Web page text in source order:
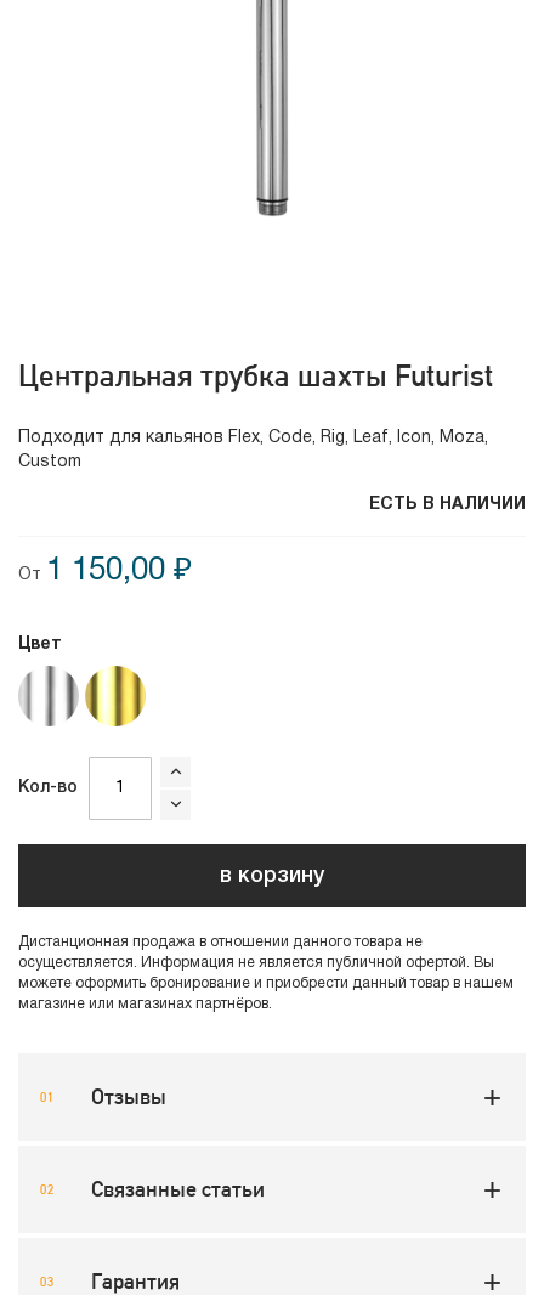
Центральная трубка шахты Futurist
Подходит для кальянов Flex, Code, Rig, Leaf, Icon, Moza,
Custom
ЕСТЬ В НАЛИЧИИ
От 1 150,00 ₽
Цвет
Кол-во
в корзину
Дистанционная продажа в отношении данного товара не
осуществляется. Информация не является публичной офертой. Вы
можете оформить бронирование и приобрести данный товар в нашем
магазине или магазинах партнёров.
Отзывы
Связанные статьи
Гарантия